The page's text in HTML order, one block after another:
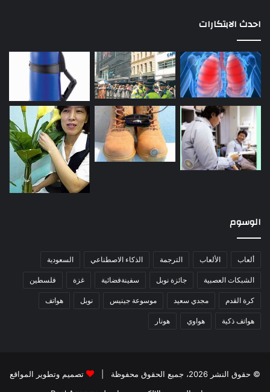
احدث الابتكارات
الوسوم
ألعاب الألعاب الترجمة الذكاء الاصطناعي السعودية
الشبكات العصبية جائزة نوبل سفينةفضائية غزة فلسطين
كرة القدم مجدي سعيد موسوعة جينيس نوبل هواتف
هواتف ذكية هواوي هونار
© حقوق النشر 2026، جميع الحقوق محفوظة |
تصميم وتطوير المواقع